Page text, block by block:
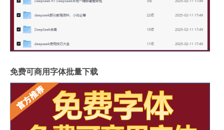
免费可商用字体批量下载